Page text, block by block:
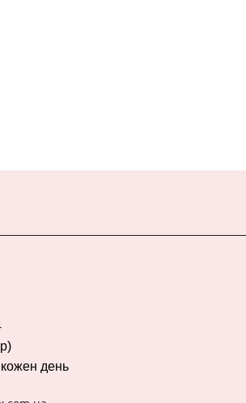
день